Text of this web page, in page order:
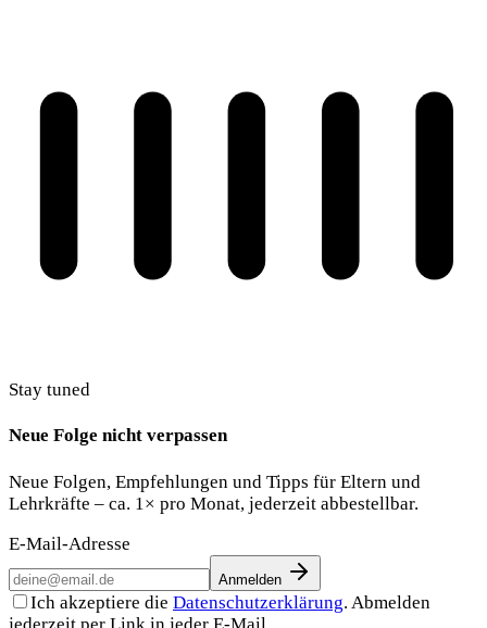
Stay tuned
Neue Folge nicht verpassen
Neue Folgen, Empfehlungen und Tipps für Eltern und
Lehrkräfte – ca. 1× pro Monat, jederzeit abbestellbar.
E-Mail-Adresse
Anmelden
Ich akzeptiere die Datenschutzerklärung. Abmelden